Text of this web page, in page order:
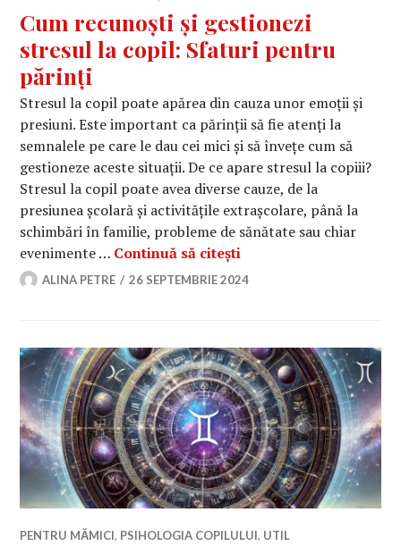
Cum recunoști și gestionezi
stresul la copil: Sfaturi pentru
părinți
Stresul la copil poate apărea din cauza unor emoții și
presiuni. Este important ca părinții să fie atenți la
semnalele pe care le dau cei mici și să învețe cum să
gestioneze aceste situații. De ce apare stresul la copiii?
Stresul la copil poate avea diverse cauze, de la
presiunea școlară și activitățile extrașcolare, până la
schimbări în familie, probleme de sănătate sau chiar
evenimente … Continuă să citești
ALINA PETRE 26 SEPTEMBRIE 2024
PENTRU MĂMICI, PSIHOLOGIA COPILULUI, UTIL